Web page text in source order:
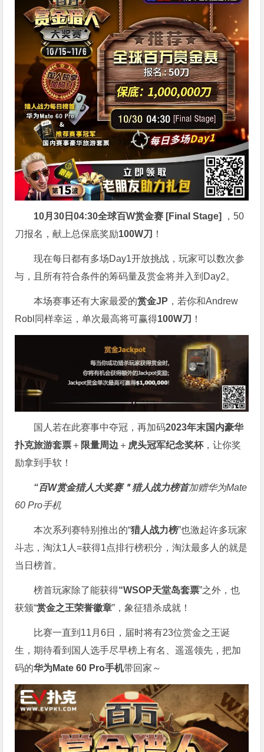
10月30日04:30全球百W赏金赛 [Final Stage]
，50
刀报名，献上总保底奖励100W刀 ！
现在每日都有多场Day1开放挑战，玩家可以数次参
与，且所有符合条件的筹码量及赏金将并入到Day2。
本场赛事还有大家最爱的赏金JP ，若你和Andrew
Robl同样幸运，单次最高将可赢得100W刀 ！
国人若在此赛事中夺冠，再加码2023年末国内豪华
扑克旅游套票 ＋ 限量周边 ＋ 虎头冠军纪念奖杯，让你奖
励拿到手软！
“百W赏金猎人大奖赛＂猎人战力榜首加赠华为Mate
60 Pro手机
本次系列赛特别推出的“猎人战力榜”也激起许多玩家
斗志，淘汰1人=获得1点排行榜积分，淘汰最多人的就是
当日榜首。
榜首玩家除了能获得“WSOP天堂岛套票”之外，也
获颁“赏金之王荣誉徽章”，象征猎杀成就！
比赛一直到11月6日，届时将有23位赏金之王诞
生，期待看到国人选手尽早榜上有名、遥遥领先，把加
码的华为Mate 60 Pro手机带回家～